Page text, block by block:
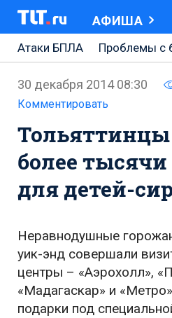
АФИША
Атаки БПЛА
Проблемы с
АВТОВАЗ
Ремонт Центральной
Ремонт Обводного шоссе
Набережная Тольятти
Неделя Тольятти
30 декабря 2014 08:30
Комментировать
более тысячи
для детей-
Неравнодушные
уик-энд совершали
центры – «Аэрохолл»,
«Мадагаскар» и
подарки под